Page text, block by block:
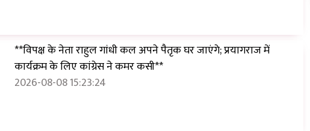
**विपक्ष के नेता राहुल गांधी कल अपने पैतृक घर जाएंगे; प्रयागराज में
कार्यक्रम के लिए कांग्रेस ने कमर कसी**
2026-08-08 15:23:24